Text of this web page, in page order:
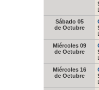
Sábado 05
de Octubre
Miércoles 09
de Octubre
Miércoles 16
de Octubre